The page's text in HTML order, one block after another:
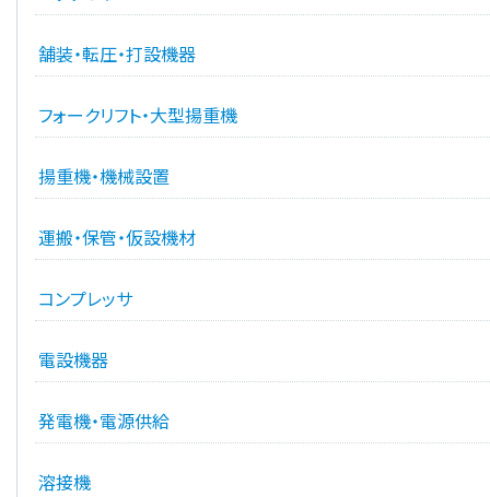
舗装・転圧・打設機器
フォークリフト・大型揚重機
揚重機・機械設置
運搬・保管・仮設機材
コンプレッサ
電設機器
発電機・電源供給
溶接機